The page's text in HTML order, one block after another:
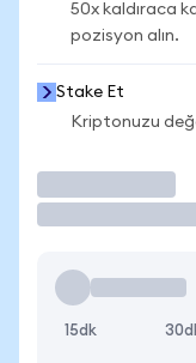
50x kaldıraca
pozisyon alın.
Stake Et
Kriptonuzu
15dk